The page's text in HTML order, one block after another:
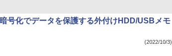
号化でデータを保護する外付けHDD/USBメモ
(2022/10/3)